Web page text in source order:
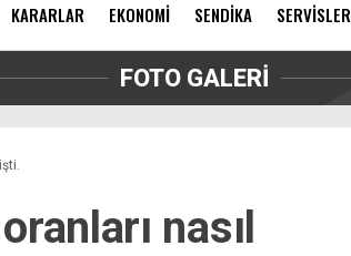
KARARLAR EKONOMİ SENDİKA SERVİSLER
FOTO GALERİ
nasıl